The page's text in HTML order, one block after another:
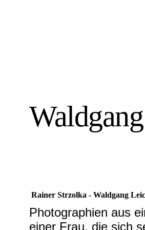
Rainer Strzolka - Waldgang
Photographien aus
einer Frau, die sich